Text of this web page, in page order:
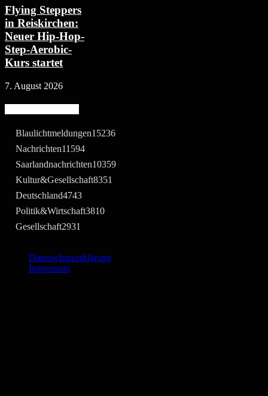
Flying Steppers
in Reiskirchen:
Neuer Hip-Hop-
Step-Aerobic-
Kurs startet
7. August 2026
Blaulichtmeldungen15236
Nachrichten11594
Saarlandnachrichten10359
Kultur&Gesellschaft8351
Deutschland4743
Politik&Wirtschaft3810
Gesellschaft2931
Datenschutzerklärung
Impressum